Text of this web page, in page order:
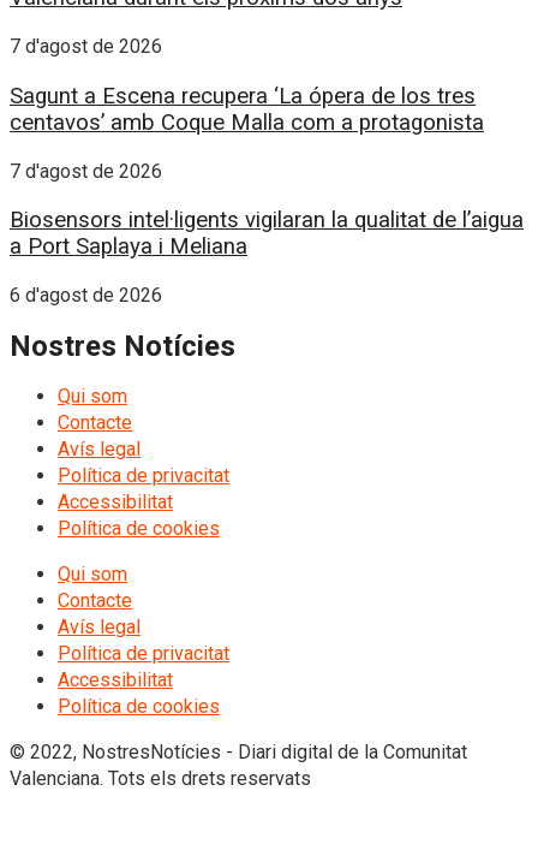
7 d'agost de 2026
Sagunt a Escena recupera ‘La ópera de los tres
centavos’ amb Coque Malla com a protagonista
7 d'agost de 2026
Biosensors intel·ligents vigilaran la qualitat de l’aigua
a Port Saplaya i Meliana
6 d'agost de 2026
Nostres Notícies
Qui som
Contacte
Avís legal
Política de privacitat
Accessibilitat
Política de cookies
Qui som
Contacte
Avís legal
Política de privacitat
Accessibilitat
Política de cookies
© 2022, NostresNotícies - Diari digital de la Comunitat
Valenciana. Tots els drets reservats